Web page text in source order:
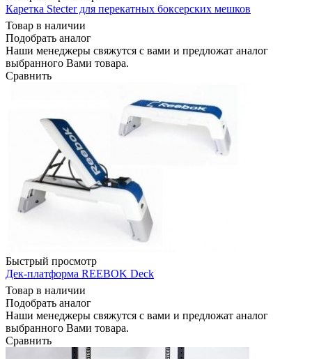
Каретка Stecter для перекатных боксерских мешков
Товар в наличии
Подобрать аналог
Наши менеджеры свяжутся с вами и предложат аналог
выбранного Вами товара.
Сравнить
Быстрый просмотр
Дек-платформа REEBOK Deck
Товар в наличии
Подобрать аналог
Наши менеджеры свяжутся с вами и предложат аналог
выбранного Вами товара.
Сравнить